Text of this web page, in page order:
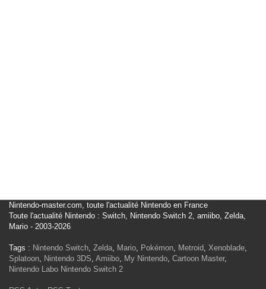
Nintendo-master.com, toute l'actualité Nintendo en France
Toute l'actualité Nintendo : Switch, Nintendo Switch 2, amiibo, Zelda,
Mario - 2003-2026
Tags : Nintendo Switch, Zelda, Mario, Pokémon, Metroid, Xenoblade,
Splatoon, Nintendo 3DS, Amiibo, My Nintendo, Cartoon Master,
Nintendo Labo Nintendo Switch 2